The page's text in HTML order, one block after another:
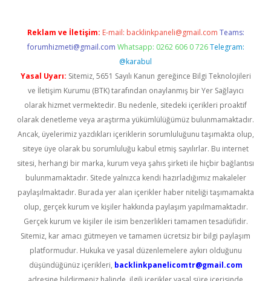
Reklam ve İletişim: E-mail: backlinkpaneli@gmail.com Teams:
forumhizmeti@gmail.com Whatsapp: 0262 606 0 726 Telegram:
@karabul
Yasal Uyarı: Sitemiz, 5651 Sayılı Kanun gereğince Bilgi Teknolojileri
ve İletişim Kurumu (BTK) tarafından onaylanmış bir Yer Sağlayıcı
olarak hizmet vermektedir. Bu nedenle, sitedeki içerikleri proaktif
olarak denetleme veya araştırma yükümlülüğümüz bulunmamaktadır.
Ancak, üyelerimiz yazdıkları içeriklerin sorumluluğunu taşımakta olup,
siteye üye olarak bu sorumluluğu kabul etmiş sayılırlar. Bu internet
sitesi, herhangi bir marka, kurum veya şahıs şirketi ile hiçbir bağlantısı
bulunmamaktadır. Sitede yalnızca kendi hazırladığımız makaleler
paylaşılmaktadır. Burada yer alan içerikler haber niteliği taşımamakta
olup, gerçek kurum ve kişiler hakkında paylaşım yapılmamaktadır.
Gerçek kurum ve kişiler ile isim benzerlikleri tamamen tesadüfidir.
Sitemiz, kar amacı gütmeyen ve tamamen ücretsiz bir bilgi paylaşım
platformudur. Hukuka ve yasal düzenlemelere aykırı olduğunu
düşündüğünüz içerikleri, backlinkpanelicomtr@gmail.com